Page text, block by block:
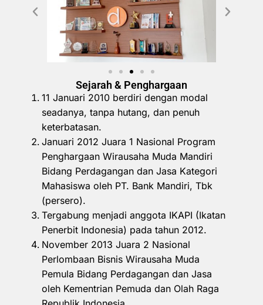
Sejarah & Penghargaan
11 Januari 2010 berdiri dengan modal
seadanya, tanpa hutang, dan penuh
keterbatasan.
Januari 2012 Juara 1 Nasional Program
Penghargaan Wirausaha Muda Mandiri
Bidang Perdagangan dan Jasa Kategori
Mahasiswa oleh PT. Bank Mandiri, Tbk
(persero).
Tergabung menjadi anggota IKAPI (Ikatan
Penerbit Indonesia) pada tahun 2012.
November 2013 Juara 2 Nasional
Perlombaan Bisnis Wirausaha Muda
Pemula Bidang Perdagangan dan Jasa
oleh Kementrian Pemuda dan Olah Raga